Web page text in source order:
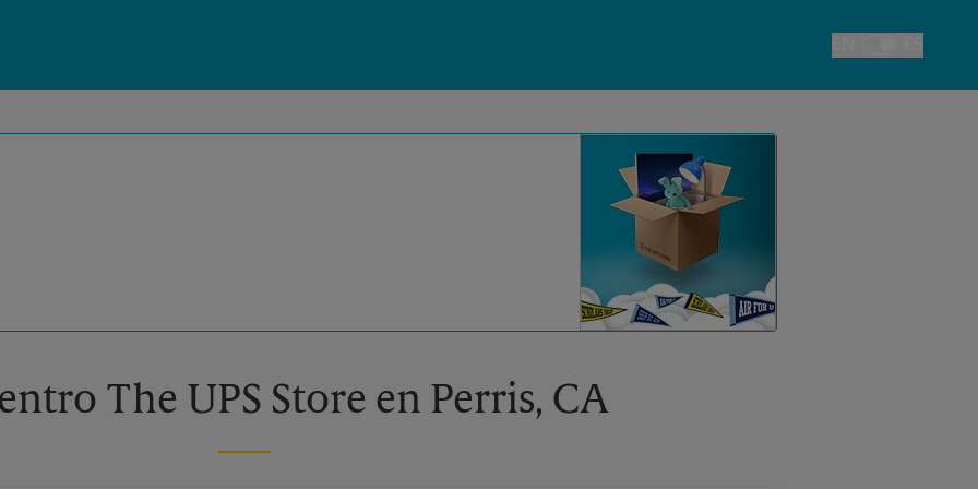
Alternar el
The UPS Store en Perris, CA